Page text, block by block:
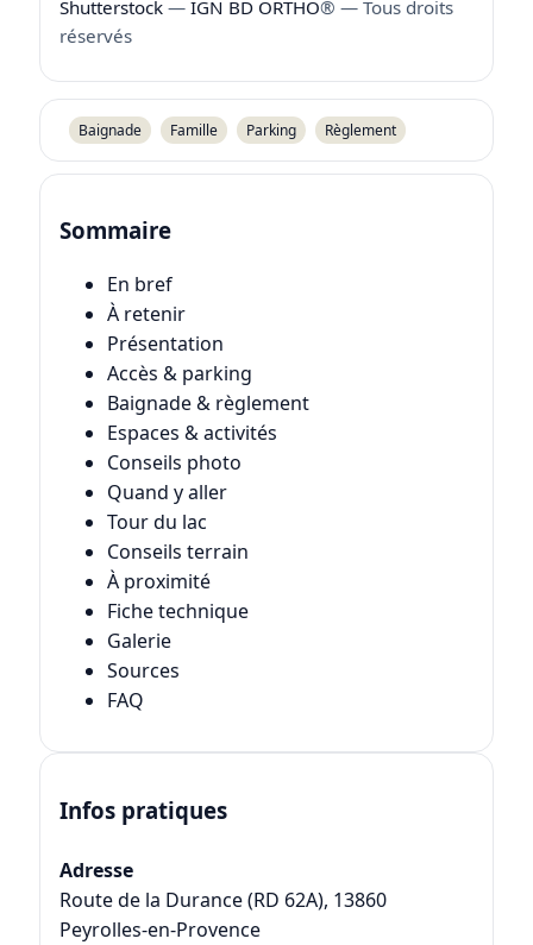
Shutterstock— IGN BD ORTHO® — Tous droits
réservés
Baignade Famille Parking Règlement
Sommaire
En bref
À retenir
Présentation
Accès & parking
Baignade & règlement
Espaces & activités
Conseils photo
Quand y aller
Tour du lac
Conseils terrain
À proximité
Fiche technique
Galerie
Sources
FAQ
Infos pratiques
Adresse
Route de la Durance (RD 62A), 13860
Peyrolles-en-Provence